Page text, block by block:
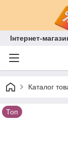
Інтернет-
Каталог
Топ